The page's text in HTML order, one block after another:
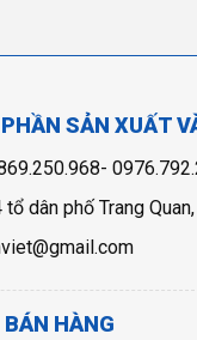
PHẦN SẢN XUẤT
dân phố Trang
HÀNG